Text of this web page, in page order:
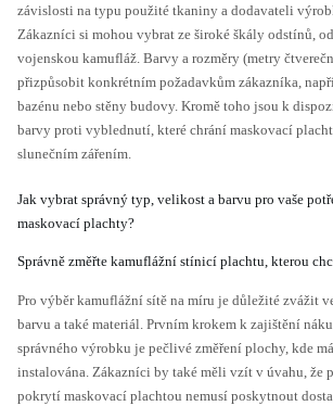
závislosti na typu použité tkaniny a dodavateli
Zákazníci si mohou vybrat ze široké škály odstínů,
vojenskou kamufláž. Barvy a rozměry (metry
přizpůsobit konkrétním požadavkům zákazníka,
bazénu nebo stěny budovy. Kromě toho jsou k
barvy proti vyblednutí, které chrání maskovací
slunečním zářením.
Jak vybrat správný typ, velikost a barvu pro vaše
maskovací plachty?
Správně změřte kamuflážní stínicí plachtu, kterou
Pro výběr kamuflážní sítě na míru je důležité zvážit
barvu a také materiál. Prvním krokem k zajištění
správného výrobku je pečlivé změření plochy, kde
instalována. Zákazníci by také měli vzít v úvahu, že
pokrytí maskovací plachtou nemusí poskytnout